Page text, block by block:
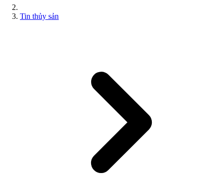
Tin thủy sản